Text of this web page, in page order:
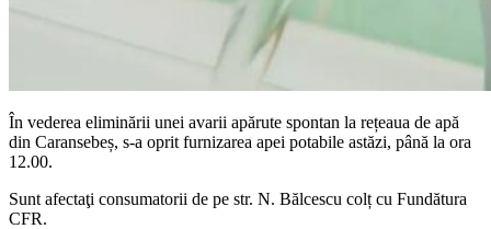
În vederea eliminării unei avarii apărute spontan la rețeaua de apă
din Caransebeș, s-a oprit furnizarea apei potabile astăzi, până la ora
12.00.
Sunt afectaţi consumatorii de pe str. N. Bălcescu colț cu Fundătura
CFR.